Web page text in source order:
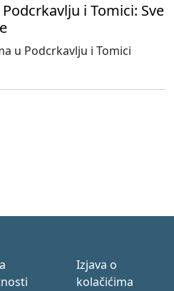
i Tomici: Sve
u Podcrkavlju i Tomici
Izjava o
kolačićima